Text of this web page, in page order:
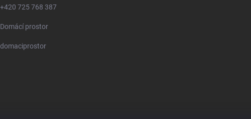
+420 725 768 387
Domácí prostor
domaciprostor